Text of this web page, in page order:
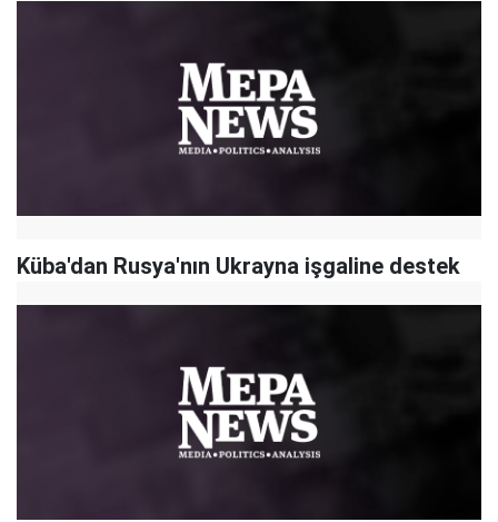
Küba'dan Rusya'nın Ukrayna işgaline destek